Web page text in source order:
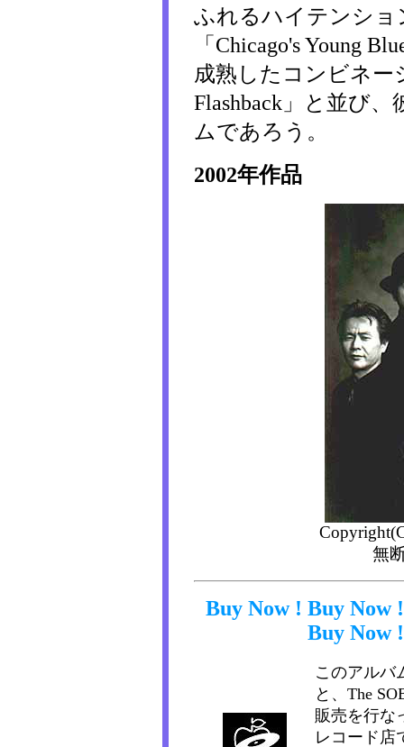
ふれるハイテンシ
「Chicago's Young
成熟したコンビネー
Flashback」と並び
ムであろう。
2002年作品
無
Buy Now ! Buy Now
Buy Now
このアルバ
と、The
販売を行な
レコード店